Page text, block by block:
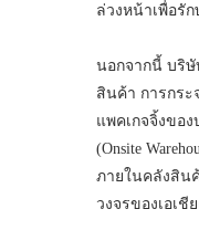
ล่วงหน้าเพื่อรั
นอกจากนี้ บริ
สินค้า การกร
แพคเกจจิ้งขอ
(Onsite
ภายในคลังสิน
วงจรของเอเ